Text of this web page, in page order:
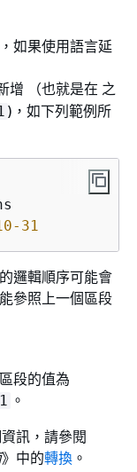
如果使用語言延
增 （也就是在 之
)，如下列範例所
-31
邏輯順序可能會
參照上一個區段
段的值為
。
訊，請參閱
》中的轉換。